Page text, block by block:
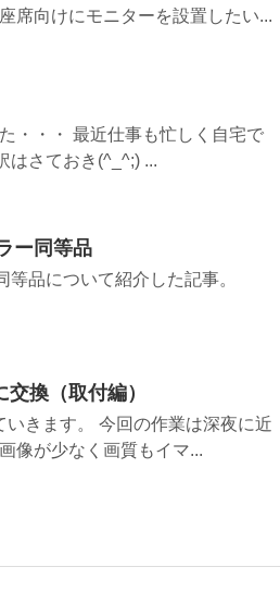
席向けにモニターを設置したい...
・・・ 最近仕事も忙しく自宅で
はさておき(^_^;) ...
ー同等品
品について紹介した記事。
換（取付編）
きます。 今回の作業は深夜に近
像が少なく画質もイマ...